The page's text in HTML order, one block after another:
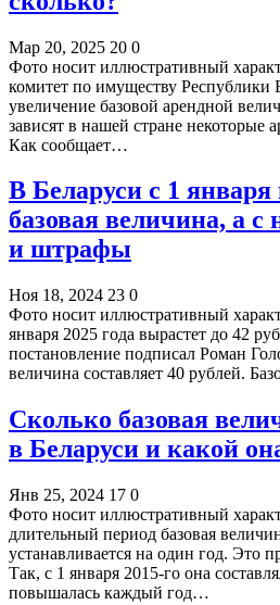
Мар 20, 2025 20 0
Фото носит иллюстративный
комитет по имуществу Республики
увеличение базовой арендной
зависят в нашей стране некоторые
Как сообщает…
В Беларуси с 1 января
базовая величина, а
и штрафы
Ноя 18, 2024 23 0
Фото носит иллюстративный
января 2025 года вырастет до 42
постановление подписал Роман
величина составляет 40 рублей.
Сколько базовая
в Беларуси и какой
Янв 25, 2024 17 0
Фото носит иллюстративный
длительный период базовая
устанавливается на один год. Это
Так, с 1 января 2015-го она
повышалась каждый год…